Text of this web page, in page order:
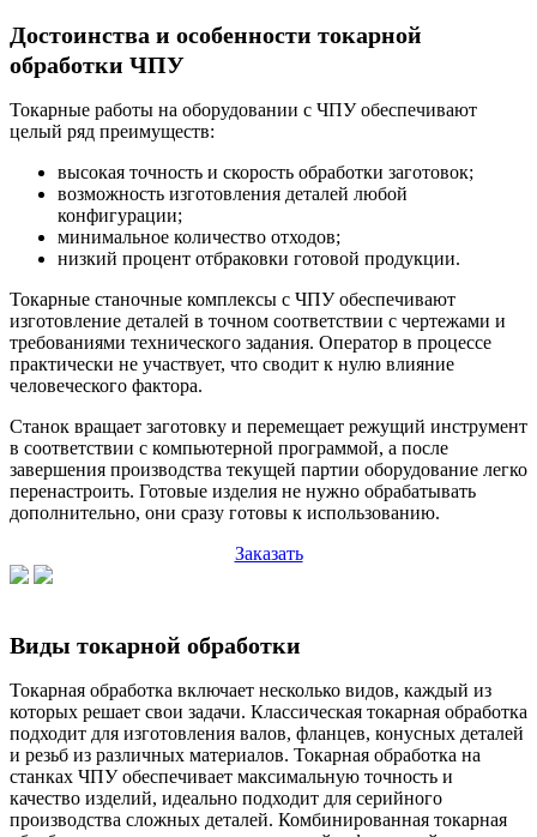
Достоинства и особенности токарной
обработки ЧПУ
Токарные работы на оборудовании с ЧПУ обеспечивают
целый ряд преимуществ:
высокая точность и скорость обработки заготовок;
возможность изготовления деталей любой
конфигурации;
минимальное количество отходов;
низкий процент отбраковки готовой продукции.
Токарные станочные комплексы с ЧПУ обеспечивают
изготовление деталей в точном соответствии с чертежами и
требованиями технического задания. Оператор в процессе
практически не участвует, что сводит к нулю влияние
человеческого фактора.
Станок вращает заготовку и перемещает режущий инструмент
в соответствии с компьютерной программой, а после
завершения производства текущей партии оборудование легко
перенастроить. Готовые изделия не нужно обрабатывать
дополнительно, они сразу готовы к использованию.
Заказать
Виды токарной обработки
Токарная обработка включает несколько видов, каждый из
которых решает свои задачи. Классическая токарная обработка
подходит для изготовления валов, фланцев, конусных деталей
и резьб из различных материалов. Токарная обработка на
станках ЧПУ обеспечивает максимальную точность и
качество изделий, идеально подходит для серийного
производства сложных деталей. Комбинированная токарная